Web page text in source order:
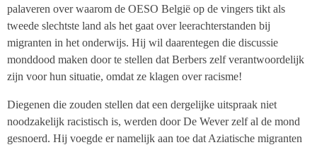
palaveren over waarom de OESO België op de vingers tikt als
tweede slechtste land als het gaat over leerachterstanden bij
migranten in het onderwijs. Hij wil daarentegen die discussie
monddood maken door te stellen dat Berbers zelf verantwoordelijk
zijn voor hun situatie, omdat ze klagen over racisme!
Diegenen die zouden stellen dat een dergelijke uitspraak niet
noodzakelijk racistisch is, werden door De Wever zelf al de mond
gesnoerd. Hij voegde er namelijk aan toe dat Aziatische migranten